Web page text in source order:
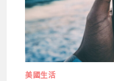
美國生活